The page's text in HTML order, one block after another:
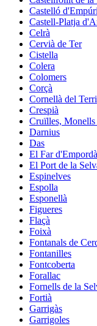
Castelló
Castell-Platja
Celrà
Cervià de Ter
Cistella
Colera
Colomers
Corçà
Cornellà del Terri
Crespià
Cruïlles, Monells
Darnius
Das
El Far d'Empordà
El Port de la
Espinelves
Espolla
Esponellà
Figueres
Flaçà
Foixà
Fontanals de
Fontanilles
Fontcoberta
Forallac
Fornells de la
Fortià
Garrigàs
Garrigoles